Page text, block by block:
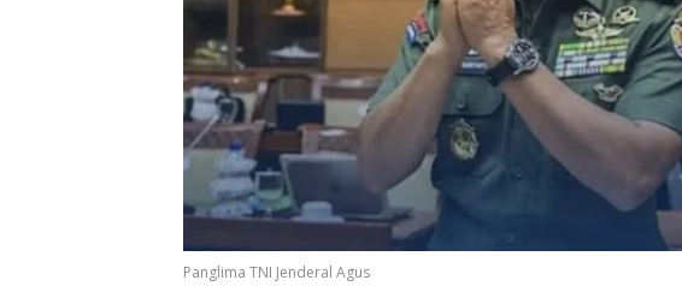
Panglima TNI Jenderal Agus